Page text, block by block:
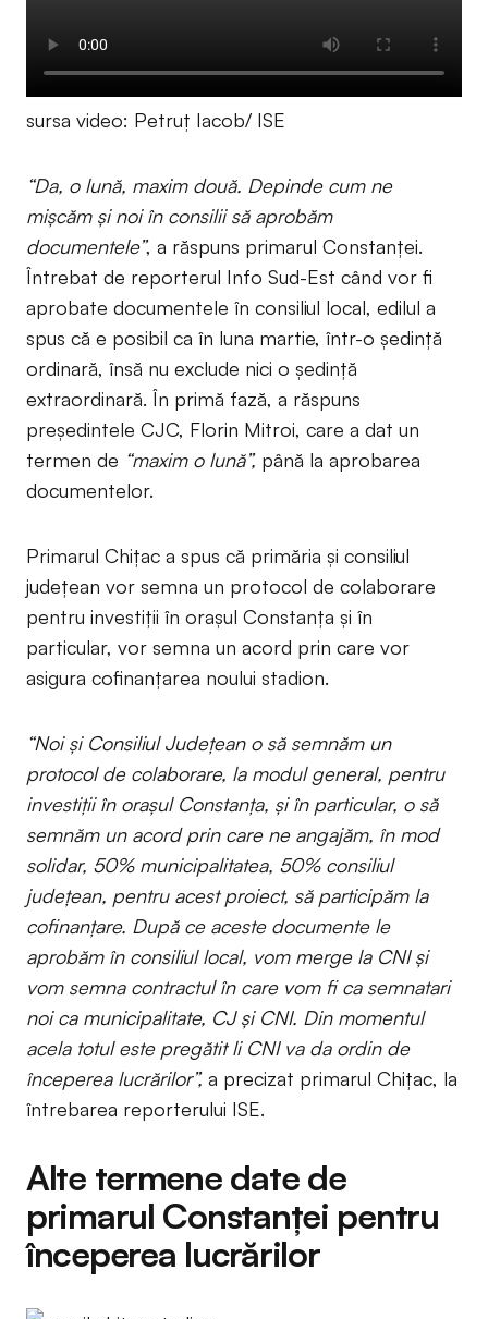
sursa video: Petruț Iacob/ ISE
“Da, o lună, maxim două. Depinde cum ne
mișcăm și noi în consilii să aprobăm
documentele”, a răspuns primarul Constanței.
Întrebat de reporterul Info Sud-Est când vor fi
aprobate documentele în consiliul local, edilul a
spus că e posibil ca în luna martie, într-o ședință
ordinară, însă nu exclude nici o ședință
extraordinară. În primă fază, a răspuns
președintele CJC, Florin Mitroi, care a dat un
termen de “maxim o lună”, până la aprobarea
documentelor.
Primarul Chițac a spus că primăria și consiliul
județean vor semna un protocol de colaborare
pentru investiții în orașul Constanța și în
particular, vor semna un acord prin care vor
asigura cofinanțarea noului stadion.
“Noi și Consiliul Județean o să semnăm un
protocol de colaborare, la modul general, pentru
investiții în orașul Constanța, și în particular, o să
semnăm un acord prin care ne angajăm, în mod
solidar, 50% municipalitatea, 50% consiliul
județean, pentru acest proiect, să participăm la
cofinanțare. După ce aceste documente le
aprobăm în consiliul local, vom merge la CNI și
vom semna contractul în care vom fi ca semnatari
noi ca municipalitate, CJ și CNI. Din momentul
acela totul este pregătit li CNI va da ordin de
începerea lucrărilor”, a precizat primarul Chițac, la
întrebarea reporterului ISE.
Alte termene date de
primarul Constanței pentru
începerea lucrărilor